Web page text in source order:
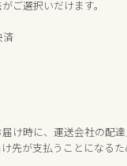
ご選択いだけます。
済
け時に、運送会社の配
先が支払うことになる